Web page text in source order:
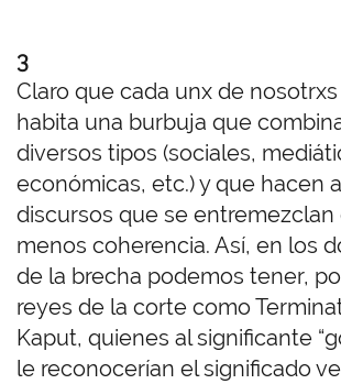
3
Claro que cada unx de
habita una burbuja que
diversos tipos (sociales,
económicas, etc.) y que hacen
discursos que se entremezclan
menos coherencia. Así, en los
de la brecha podemos tener,
reyes de la corte como
Kaput, quienes al significante
le reconocerían el significado